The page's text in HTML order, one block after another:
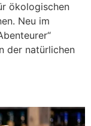
ökologischen
Neu im
der natürlichen